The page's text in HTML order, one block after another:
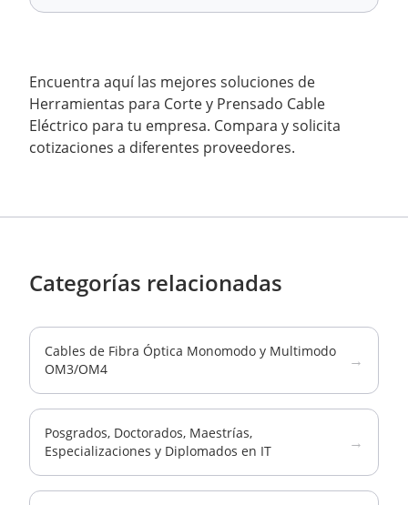
Encuentra aquí las mejores soluciones de
Herramientas para Corte y Prensado Cable
Eléctrico para tu empresa. Compara y solicita
cotizaciones a diferentes proveedores.
Categorías relacionadas
Cables de Fibra Óptica Monomodo y Multimodo
OM3/OM4
→
Posgrados, Doctorados, Maestrías,
Especializaciones y Diplomados en IT
→